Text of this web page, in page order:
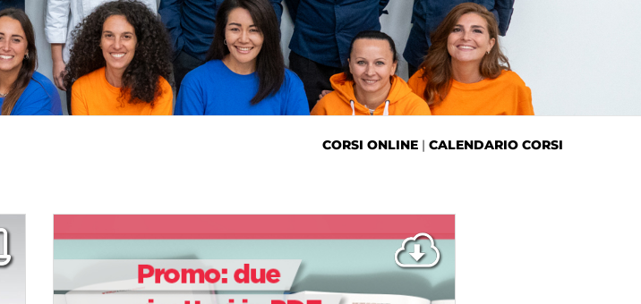
CORSI ONLINE | CALENDARIO CORSI